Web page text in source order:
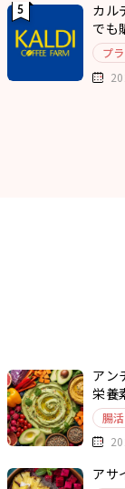
カル
でも
プ
アン
栄養
腸
アサ